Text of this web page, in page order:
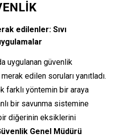
edilenler: Sıvı
uygulanan güvenlik
edilen soruları yanıtladı.
farklı yöntemin bir araya
bir savunma sistemine
bir diğerinin eksiklerini
Genel Müdürü